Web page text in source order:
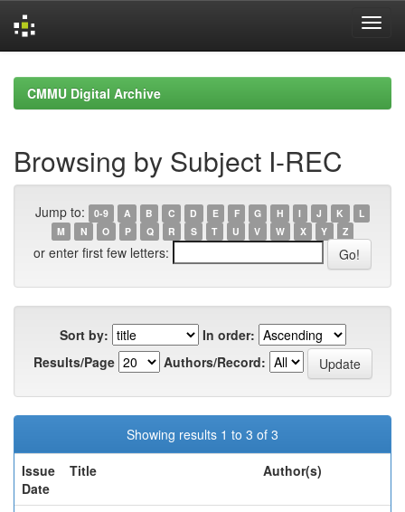
navigationCMMU Digital Archive
Browsing by Subject I-REC
Jump to: 0-9 A B C D E F G H I J K
L
M
N O P Q R S T U V W X Y Z
or enter first few letters:
Sort by:
In order:
Results/Page
Authors/Record:
Showing results 1 to 3 of 3
Issue
Date
Title Author(s)